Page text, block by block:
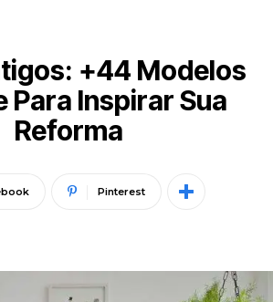
+44 Modelos
Para Inspirar Sua
Reforma
Pinterest